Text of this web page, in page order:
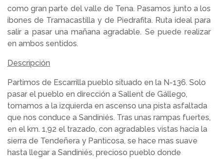
como gran parte del valle de Tena. Pasamos junto a los
ibones de Tramacastilla y de Piedrafita. Ruta ideal para
salir a pasar una mañana agradable. Se puede realizar
en ambos sentidos.
Descripción
Partimos de Escarrilla pueblo situado en la N-136. Solo
pasar el pueblo en dirección a Sallent de Gállego,
tomamos a la izquierda en ascenso una pista asfaltada
que nos conduce a Sandiniés. Tras unas rampas fuertes,
en el km. 1,92 el trazado, con agradables vistas hacia la
sierra de Tendeñera y Panticosa, se hace mas suave
hasta llegar a Sandiniés, precioso pueblo donde